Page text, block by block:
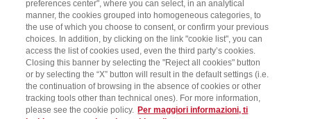
preferences center", where you can select, in an analytical
manner, the cookies grouped into homogeneous categories, to
the use of which you choose to consent, or confirm your previous
choices. In addition, by clicking on the link "cookie list", you can
access the list of cookies used, even the third party’s cookies.
Closing this banner by selecting the "Reject all cookies" button
or by selecting the “X” button will result in the default settings (i.e.
the continuation of browsing in the absence of cookies or other
tracking tools other than technical ones). For more information,
please see the cookie policy. Per maggiori informazioni, ti